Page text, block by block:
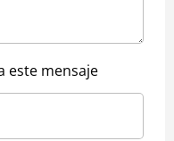
este mensaje